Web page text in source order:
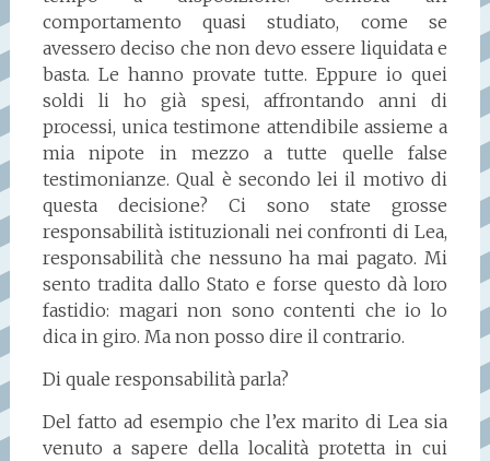
comportamento quasi studiato, come se
avessero deciso che non devo essere liquidata e
basta. Le hanno provate tutte. Eppure io quei
soldi li ho già spesi, affrontando anni di
processi, unica testimone attendibile assieme a
mia nipote in mezzo a tutte quelle false
testimonianze. Qual è secondo lei il motivo di
questa decisione? Ci sono state grosse
responsabilità istituzionali nei confronti di Lea,
responsabilità che nessuno ha mai pagato. Mi
sento tradita dallo Stato e forse questo dà loro
fastidio: magari non sono contenti che io lo
dica in giro. Ma non posso dire il contrario.
Di quale responsabilità parla?
Del fatto ad esempio che l’ex marito di Lea sia
venuto a sapere della località protetta in cui